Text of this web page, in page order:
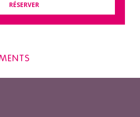
RÉSERVER